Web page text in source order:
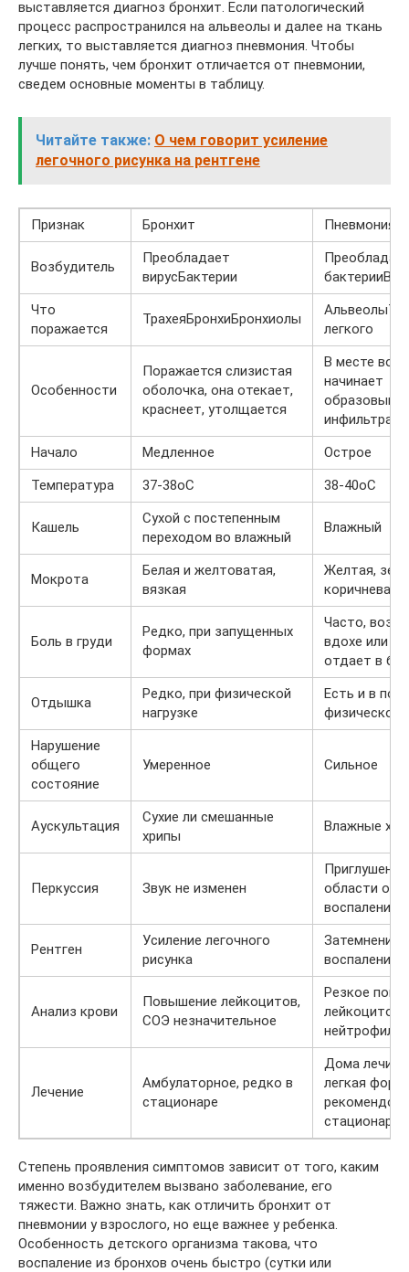
выставляется диагноз бронхит. Если патологический
процесс распространился на альвеолы и далее на ткань
легких, то выставляется диагноз пневмония. Чтобы
лучше понять, чем бронхит отличается от пневмонии,
сведем основные моменты в таблицу.
Читайте также: О чем говорит усиление
легочного рисунка на рентгене
Признак Бронхит Пневмония
Возбудитель
Преобладает
вирусБактерии
Что
поражается
ТрахеяБронхиБронхиолы
легкого
Особенности
Поражается слизистая
оболочка, она отекает,
краснеет, утолщается
В месте
начинает
инфильтрат
Начало
Медленное
Острое
Температура
37-38оС 38-40оС
Кашель
Сухой с постепенным
переходом во влажный
Влажный
Мокрота
Белая и желтоватая,
вязкая
Желтая,
коричневая,
Боль в груди
Редко, при запущенных
формах
Часто,
вдохе или
отдает в бок
Отдышка
Редко, при физической
нагрузке
Есть и в
физической
Нарушение
общего
состояние
Умеренное Сильное
Аускультация
Сухие ли смешанные
хрипы
Влажные
Перкуссия Звук не изменен
области
воспаления
Рентген
Усиление легочного
рисунка
Затемнение
воспаления
Анализ крови
Повышение лейкоцитов,
СОЭ незначительное
Резкое
нейтрофилез
Лечение
Амбулаторное, редко в
стационаре
Дома
легкая
Степень проявления симптомов зависит от того, каким
именно возбудителем вызвано заболевание, его
тяжести. Важно знать, как отличить бронхит от
пневмонии у взрослого, но еще важнее у ребенка.
Особенность детского организма такова, что
воспаление из бронхов очень быстро (сутки или